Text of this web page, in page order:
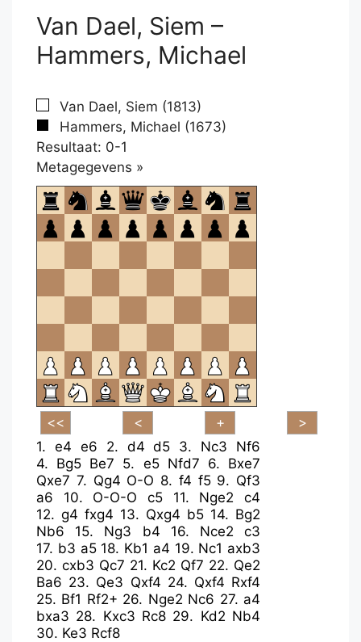
Van Dael, Siem –
Hammers, Michael
Van Dael, Siem (1813)
Hammers, Michael (1673)
Resultaat: 0-1
Metagegevens »
om
te
openen.
1. e4 e6 2. d4 d5 3. Nc3
Nf6
4. Bg5 Be7 5. e5 Nfd7 6. Bxe7
Qxe7 7. Qg4 O-O 8. f4 f5 9. Qf3
a6
10. O-O-O c5 11. Nge2
c4
12. g4 fxg4 13. Qxg4 b5 14. Bg2
Nb6
15. Ng3 b4 16. Nce2
c3
17. b3 a5 18. Kb1 a4 19. Nc1 axb3
20. cxb3 Qc7 21. Kc2 Qf7 22. Qe2
Ba6 23. Qe3 Qxf4 24. Qxf4 Rxf4
25. Bf1 Rf2+ 26. Nge2 Nc6 27. a4
bxa3 28. Kxc3 Rc8 29. Kd2 Nb4
30. Ke3 Rcf8